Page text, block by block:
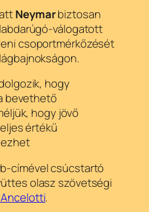
Neymarbiztosan
válogatott
csoportmérkőzését
hogy
bevethető
hogy jövő
értékű
címével csúcstartó
olasz szövetségi
.